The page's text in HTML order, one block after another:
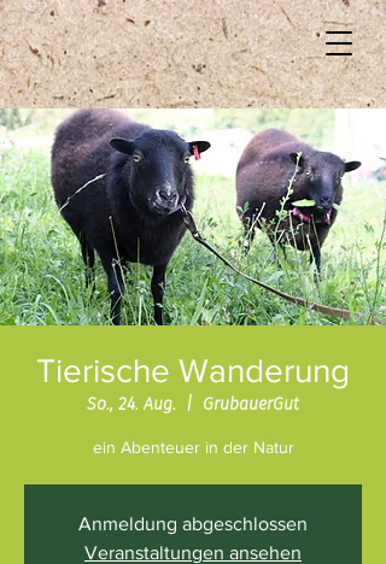
Tierische Wanderung
So., 24. Aug.
  |
GrubauerGut
ein Abenteuer in der Natur
Anmeldung abgeschlossen
Veranstaltungen ansehen